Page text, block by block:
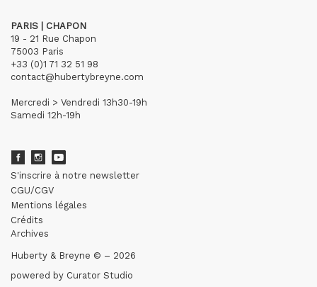
PARIS | CHAPON
19 - 21 Rue Chapon
75003 Paris
+33 (0)1 71 32 51 98
contact@hubertybreyne.com
Mercredi > Vendredi 13h30-19h
Samedi 12h-19h
S'inscrire à notre newsletter
CGU/CGV
Mentions légales
Crédits
Archives
Huberty & Breyne © – 2026
powered by Curator Studio